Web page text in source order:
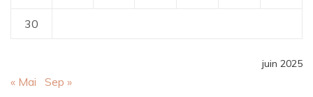
juin 2025
30
« Mai Sep »